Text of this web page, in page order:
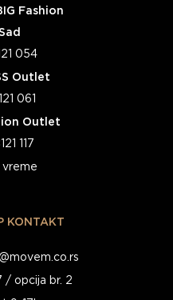
Fashion
054
Outlet
061
Outlet
117
vreme
KONTAKT
/ opcija br. 2